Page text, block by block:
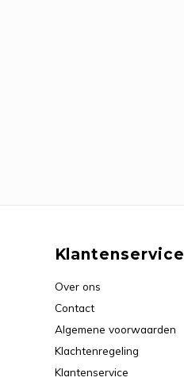
Klantenservice
Over ons
Contact
Algemene voorwaarden
Klachtenregeling
Klantenservice